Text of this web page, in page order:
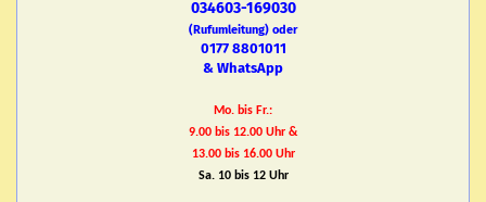
034603-169030
(Rufumleitung) oder
0177 8801011
& WhatsApp
Mo. bis Fr.:
9.00 bis 12.00 Uhr &
13.00 bis 16.00 Uhr
Sa. 10 bis 12 Uhr